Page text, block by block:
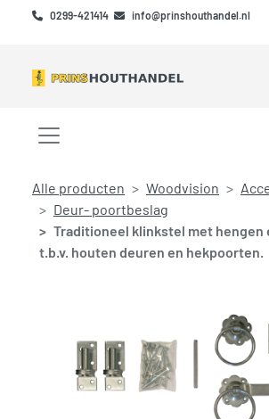
Skip to
Skip to
0299-421414 info@prinshouthandel.nl
Menu openen/sluiten
Alle producten Woodvision
Deur- poortbeslag
Traditioneel klinkstel met hengen
t.b.v. houten deuren en hekpoorten.